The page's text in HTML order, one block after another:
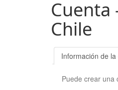
Cuenta
Chile
Información de la
Puede crear